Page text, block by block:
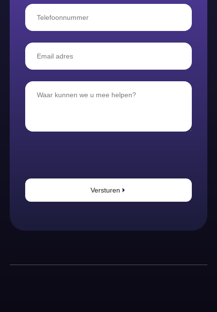
Versturen